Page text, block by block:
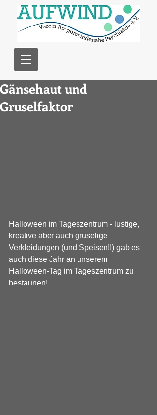
Gänsehaut und
Gruselfaktor
Halloween im Tageszentrum - lustige,
kreative aber auch gruselige
Verkleidungen (und Speisen!!) gab es
auch diese Jahr an unserem
Halloween-Tag im Tageszentrum zu
bestaunen!